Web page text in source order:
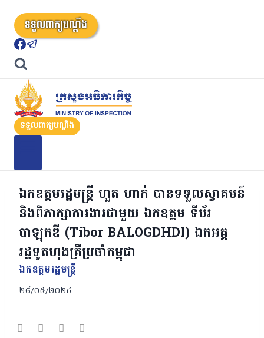
ទទួលពាក្យបណ្តឹង
ទទួលពាក្យបណ្តឹង
ឯកឧត្តមរដ្ឋមន្រ្តី ហួត ហាក់ បានទទួលស្វាគមន៍
និងពិភាក្សាការងារជាមួយ ឯកឧត្តម ទីប័រ
បាឡុកឌី (Tibor BALOGDHDI) ឯកអគ្គ
រដ្ឋទូតហុងគ្រីប្រចាំកម្ពុជា
ឯកឧត្ដមរដ្ឋមន្ត្រី
២៨/០៥/២០២៤